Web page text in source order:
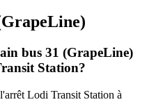
bus 31 (GrapeLine)
Station?
Lodi Transit Station à